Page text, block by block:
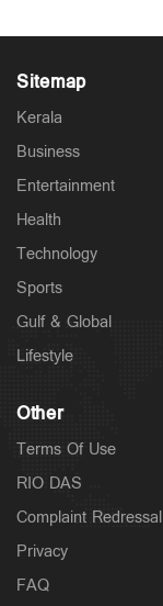
Sitemap
Kerala
Business
Entertainment
Health
Technology
Sports
Gulf & Global
Lifestyle
Other
Terms Of Use
RIO DAS
Complaint Redressal
Privacy
FAQ